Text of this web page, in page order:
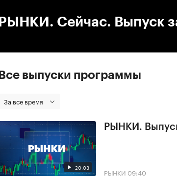
РЫНКИ. Сейчас. Выпуск
Все выпуски программы
За все время
20:03
РЫНКИ.
РЫНКИ 09:40